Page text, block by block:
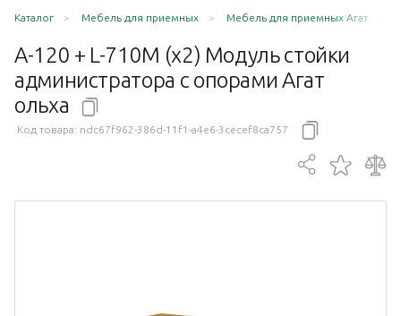
Каталог Мебель для приемных Мебель для приемных Агат
А-120 + L-710М (х2) Модуль стойки
администратора с опорами Агат
ольха
Код товара: ndc67f962-386d-11f1-a4e6-3cecef8ca757